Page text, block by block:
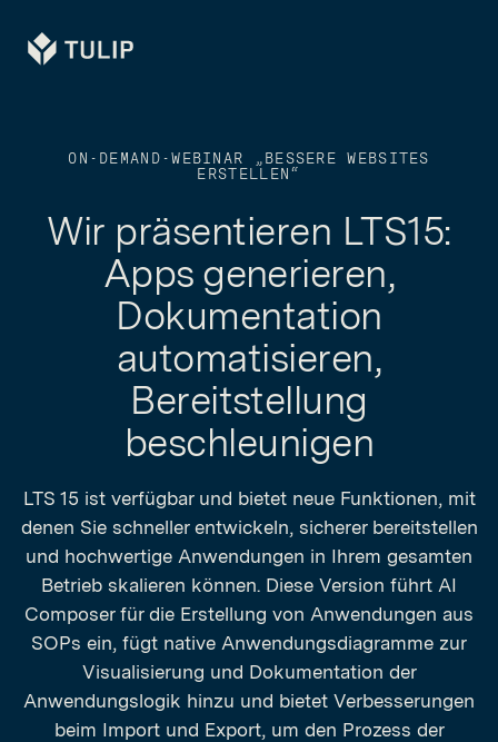
Tulip
ON-DEMAND-WEBINAR „BESSERE WEBSITES
ERSTELLEN“
Wir präsentieren LTS15:
Apps generieren,
Dokumentation
automatisieren,
Bereitstellung
beschleunigen
LTS 15 ist verfügbar und bietet neue Funktionen, mit
denen Sie schneller entwickeln, sicherer bereitstellen
und hochwertige Anwendungen in Ihrem gesamten
Betrieb skalieren können. Diese Version führt AI
Composer für die Erstellung von Anwendungen aus
SOPs ein, fügt native Anwendungsdiagramme zur
Visualisierung und Dokumentation der
Anwendungslogik hinzu und bietet Verbesserungen
beim Import und Export, um den Prozess der